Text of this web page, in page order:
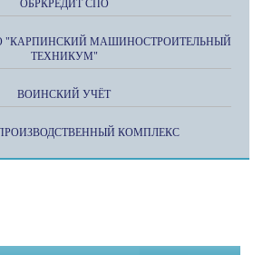
ОБРКРЕДИТ СПО
"КАРПИНСКИЙ МАШИНОСТРОИТЕЛЬНЫЙ
ТЕХНИКУМ"
ВОИНСКИЙ УЧЁТ
КОМПЛЕКС